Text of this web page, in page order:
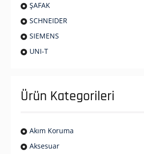
ŞAFAK
SCHNEIDER
SIEMENS
UNI-T
Ürün Kategorileri
Akım Koruma
Aksesuar